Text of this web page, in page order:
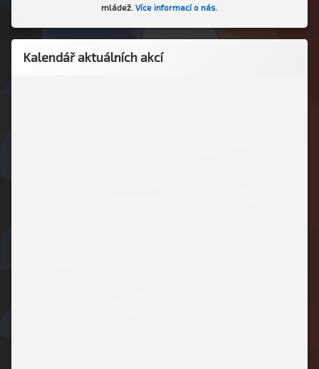
mládež. Více informací o nás.
Kalendář aktuálních akcí